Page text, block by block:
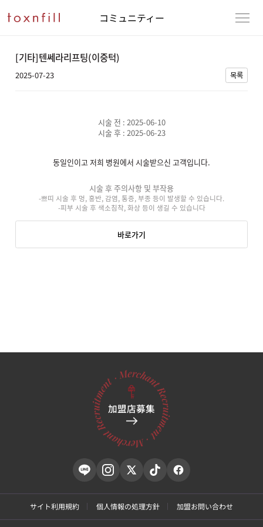
コミュニティー
[기타]텐쎄라리프팅(이중턱)
2025-07-23 목록
시술 전 : 2025-06-10
시술 후 : 2025-06-23
동일인이고 저희 병원에서 시술받으신 고객입니다.
시술 후 주의사항 및 부작용
-쁘띠 시술 후 멍, 홍반, 감염, 통증, 부종 등이 발생할 수 있습니다.
-피부 시술 후 색소침착, 화상 등이 생길 수 있습니다
바로가기
加盟店募集
サイト利用規約 個人情報の処理方針 加盟お問い合わせ